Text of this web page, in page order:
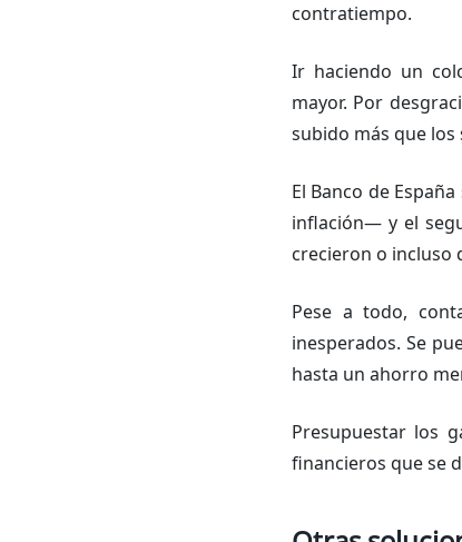
contratiempo.
Ir haciendo un
mayor. Por
subido más que
El Banco de
inflación— y el
crecieron o incluso
Pese a todo,
inesperados. Se
hasta un ahorro
Presupuestar los
financieros que se